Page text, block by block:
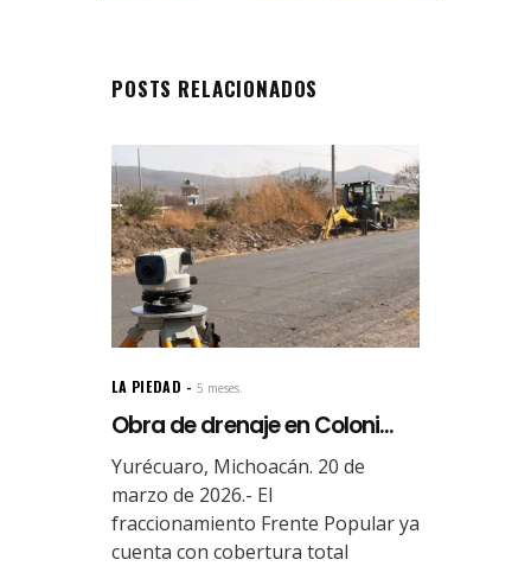
POSTS RELACIONADOS
LA PIEDAD 5 meses.
Obra de drenaje en Coloni...
Yurécuaro, Michoacán. 20 de
marzo de 2026.- El
fraccionamiento Frente Popular ya
cuenta con cobertura total